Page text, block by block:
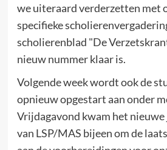
we uiteraard verderzetten met
specifieke
scholierenblad "De
nieuw nummer klaar is.
Volgende week wordt ook de
opnieuw opgestart aan onder
Vrijdagavond kwam het
van LSP/MAS bijeen om de